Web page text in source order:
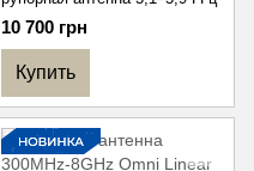
10 700 грн
Купить